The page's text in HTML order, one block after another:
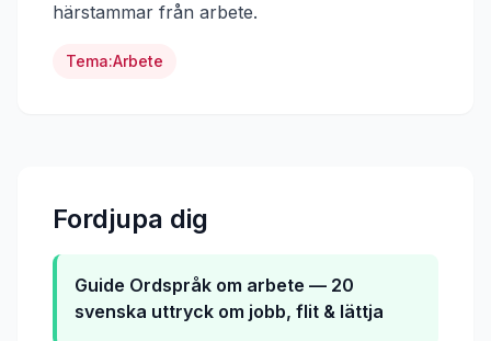
härstammar från arbete.
Tema:Arbete
Fordjupa dig
Guide Ordspråk om arbete — 20
svenska uttryck om jobb, flit & lättja